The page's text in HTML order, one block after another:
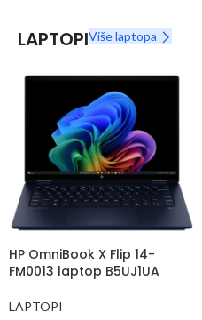
LAPTOPIViše laptopa
HP OmniBook X Flip 14-
FM0013 laptop B5UJ1UA
LAPTOPI